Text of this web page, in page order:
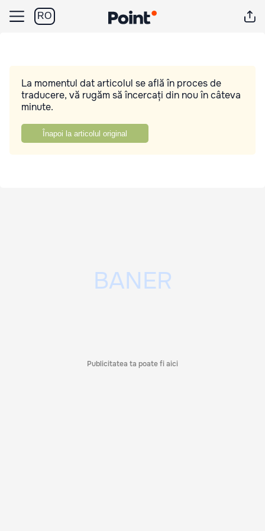
RO
La momentul dat articolul se află în proces de
traducere, vă rugăm să încercați din nou în câteva
minute.
Înapoi la articolul original
Publicitatea ta poate fi aici